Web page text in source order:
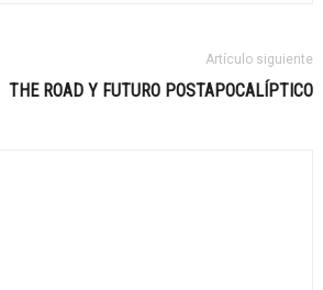
Artículo siguiente
THE ROAD Y FUTURO POSTAPOCALÍPTICO